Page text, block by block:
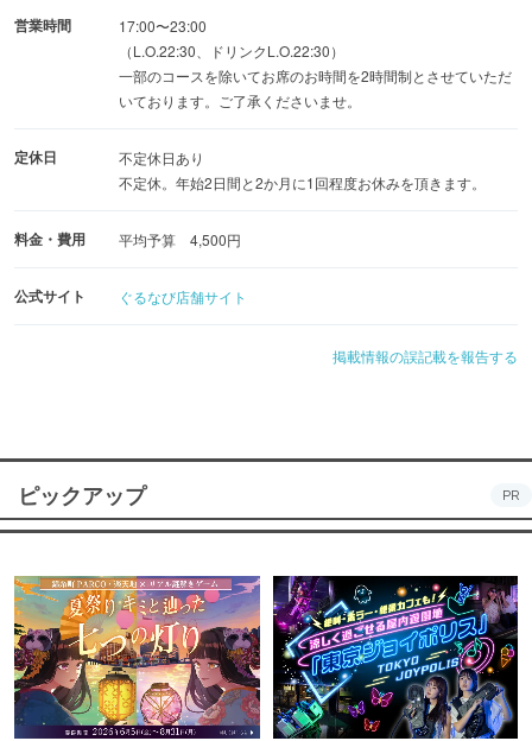
近江牛と京都吟醸白みそ、京出汁、ボリューム満点のお野
菜を使用した自慢のもつ鍋！
入荷当日にしか食べられないホルモン刺しやユッケは必
食！
テラスのガヤガヤ感と店内のシッポリ感のいいとこどり！
営業時間
17:00〜23:00
（L.O.22:30、ドリンクL.O.22:30）
一部のコースを除いてお席のお時間を2時間制とさせていただ
いております。ご了承くださいませ。
定休日
不定休日あり
不定休。年始2日間と2か月に1回程度お休みを頂きます。
料金・費用 平均予算 4,500円
公式サイト ぐるなび店舗サイト
掲載情報の誤記載を報告する
ピックアップ PR